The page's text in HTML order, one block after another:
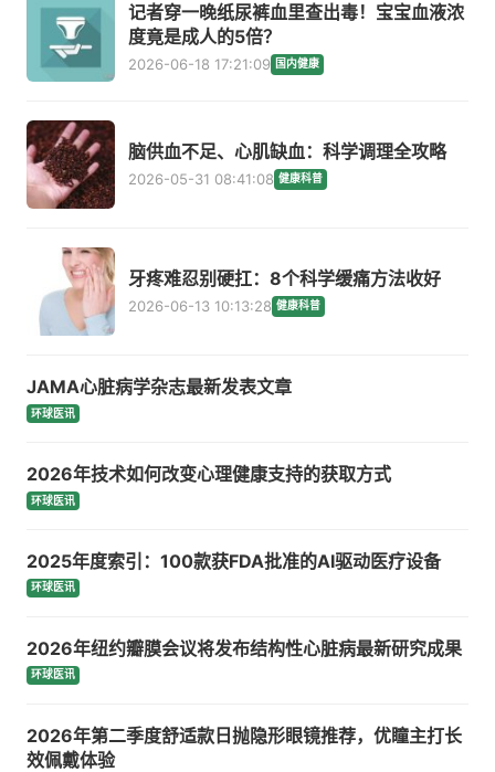
记者穿一晚纸尿裤血里查出毒！宝宝血液浓
度竟是成人的5倍？
2026-06-18 17:21:09 国内健康
脑供血不足、心肌缺血：科学调理全攻略
2026-05-31 08:41:08 健康科普
牙疼难忍别硬扛：8个科学缓痛方法收好
2026-06-13 10:13:28 健康科普
JAMA心脏病学杂志最新发表文章
环球医讯
2026年技术如何改变心理健康支持的获取方式
环球医讯
2025年度索引：100款获FDA批准的AI驱动医疗设备
环球医讯
2026年纽约瓣膜会议将发布结构性心脏病最新研究成果
环球医讯
2026年第二季度舒适款日抛隐形眼镜推荐，优瞳主打长
效佩戴体验